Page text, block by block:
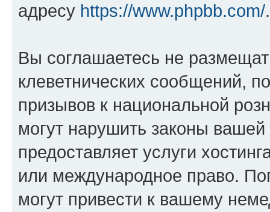
адресу https://www.phpbb.com/.
Вы соглашаетесь не
клеветнических сообщений,
призывов к национальной
могут нарушить законы
предоставляет услуги
или международное право.
могут привести к вашему